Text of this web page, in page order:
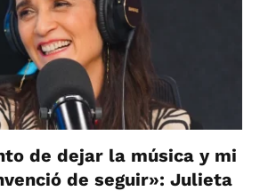
de dejar la música y mi
de seguir»: Julieta